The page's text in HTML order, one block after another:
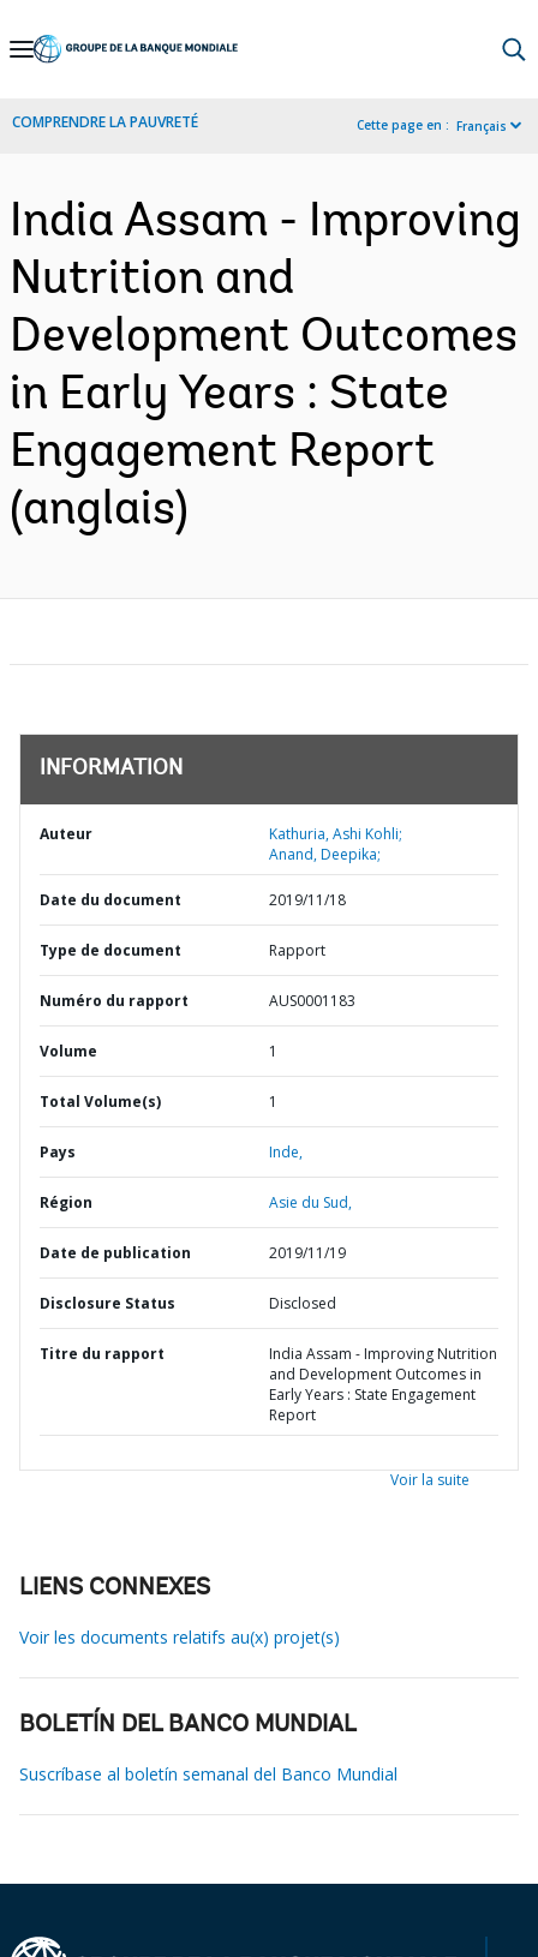
Skip
Navigation
COMPRENDRE LA PAUVRETÉ Cette page en : Français
India Assam - Improving
Nutrition and
Development Outcomes
in Early Years : State
Engagement Report
(anglais)
INFORMATION
Auteur
Kathuria, Ashi Kohli;
Anand, Deepika;
Date du document 2019/11/18
Type de document Rapport
Numéro du rapport AUS0001183
Volume 1
Total Volume(s) 1
Pays Inde,
Région Asie du Sud,
Date de publication 2019/11/19
Disclosure Status Disclosed
Titre du rapport
India Assam - Improving Nutrition
and Development Outcomes in
Early Years : State Engagement
Report
Voir la suite
LIENS CONNEXES
Voir les documents relatifs au(x) projet(s)
BOLETÍN DEL BANCO MUNDIAL
Suscríbase al boletín semanal del Banco Mundial